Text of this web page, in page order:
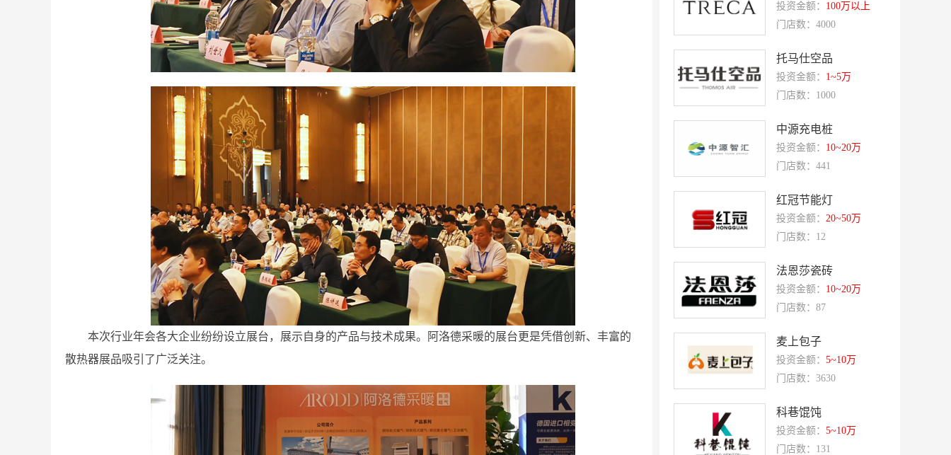
本次行业年会各大企业纷纷设立展台，展示自身的产品与技术成果。阿洛德采暖的展台更是凭借创新、丰富的
散热器展品吸引了广泛关注。
盛香亭热卤 喜姐的炸串
夸父炸串 廖记棒棒鸡
东方既白 提香坊
永和大王 可斯贝莉
大米先生
乡村基
郭淑芬鲜切牛肉自助 月满大江千层肚火锅
提姆队长零食
蓝塔蛋糕 赵一鸣零食
欧培拉 憬黎公寓酒店
夏芝朵
西堤牛排
斗牛士牛排 绿茵阁
赛强
创梦动影
何氏眼科 皂之林
投资金额： 100万以上
门店数：4000
托马仕空品
投资金额： 1~5万
门店数：1000
中源充电桩
投资金额： 10~20万
门店数：441
红冠节能灯
投资金额： 20~50万
门店数：12
法恩莎瓷砖
投资金额： 10~20万
门店数：87
麦上包子
投资金额： 5~10万
门店数：3630
科巷馄饨
投资金额： 5~10万
门店数：131